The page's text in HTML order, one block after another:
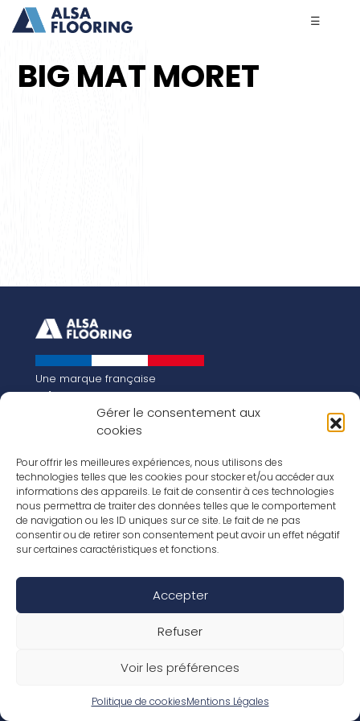
Gérer le consentement aux
cookies
Pour offrir les meilleures expériences, nous utilisons des
technologies telles que les cookies pour stocker et/ou accéder aux
informations des appareils. Le fait de consentir à ces technologies
nous permettra de traiter des données telles que le comportement
de navigation ou les ID uniques sur ce site. Le fait de ne pas
consentir ou de retirer son consentement peut avoir un effet négatif
sur certaines caractéristiques et fonctions.
Accepter
Refuser
Voir les préférences
Politique de cookiesMentions Légales
☰
BIG MAT MORET
Une marque française
Qui sommes-nous
Notre histoire
Les chiffres clés
FR
EN
Nos revêtements
Nos Stratifiés
Nos accessoires
Nos parquets
Conditions de garantie
Déclaration de performance
Politique de confidentialité